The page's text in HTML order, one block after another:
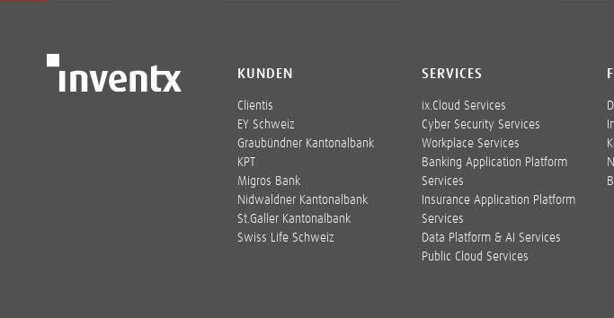
KUNDEN
Clientis
EY Schweiz
Graubündner Kantonalbank
KPT
Migros Bank
Nidwaldner Kantonalbank
St.Galler Kantonalbank
Swiss Life Schweiz
SERVICES
ix.Cloud Services
Cyber Security Services
Workplace Services
Banking Application Platform
Services
Insurance Application Platform
Services
Data Platform & AI Services
Public Cloud Services